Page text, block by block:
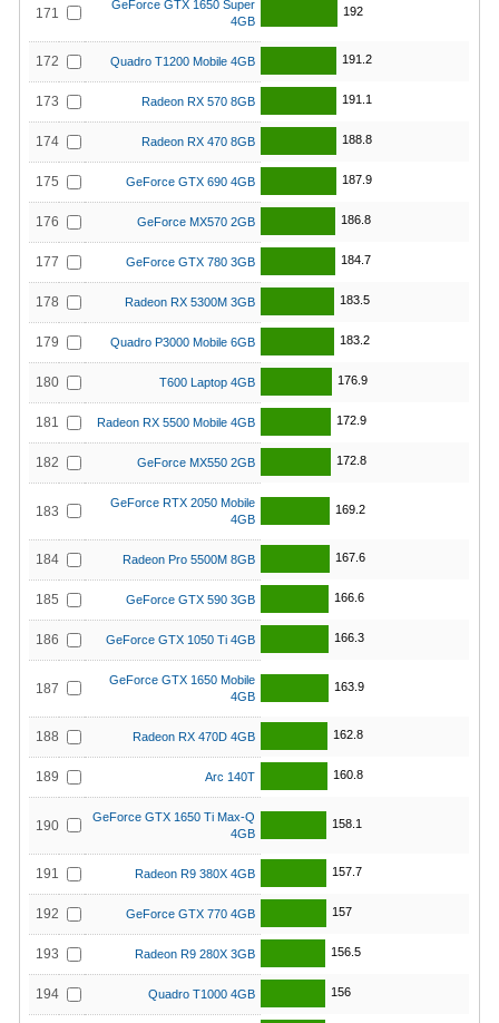
171
GeForce GTX 1650 Super
4GB
192
172 Quadro T1200 Mobile 4GB 191.2
173 Radeon RX 570 8GB 191.1
174 Radeon RX 470 8GB 188.8
175 GeForce GTX 690 4GB 187.9
176 GeForce MX570 2GB 186.8
177 GeForce GTX 780 3GB 184.7
178 Radeon RX 5300M 3GB 183.5
179 Quadro P3000 Mobile 6GB 183.2
180 T600 Laptop 4GB 176.9
181 Radeon RX 5500 Mobile 4GB 172.9
182 GeForce MX550 2GB 172.8
183
GeForce RTX 2050 Mobile
4GB
169.2
184 Radeon Pro 5500M 8GB 167.6
185 GeForce GTX 590 3GB 166.6
186 GeForce GTX 1050 Ti 4GB 166.3
187
GeForce GTX 1650 Mobile
4GB
163.9
188 Radeon RX 470D 4GB 162.8
189 Arc 140T 160.8
190
GeForce GTX 1650 Ti Max-Q
4GB
158.1
191 Radeon R9 380X 4GB 157.7
192 GeForce GTX 770 4GB 157
193 Radeon R9 280X 3GB 156.5
194 Quadro T1000 4GB 156